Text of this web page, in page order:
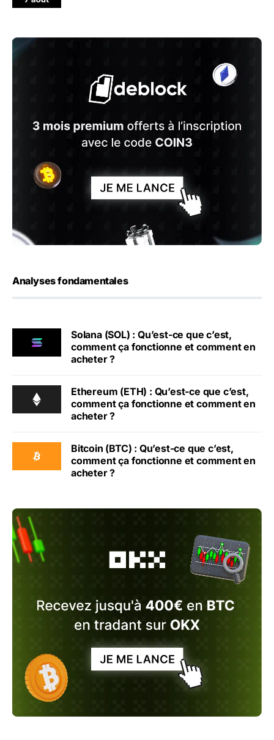
Analyses fondamentales
Solana (SOL) : Qu’est-ce que c’est,
comment ça fonctionne et comment en
acheter ?
Ethereum (ETH) : Qu’est-ce que c’est,
comment ça fonctionne et comment en
acheter ?
Bitcoin (BTC) : Qu’est-ce que c’est,
comment ça fonctionne et comment en
acheter ?